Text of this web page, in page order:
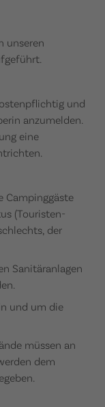
unseren
und
anzumelden.
eine
(Touristen-
der
Sanitäranlagen
und um die
müssen an
dem